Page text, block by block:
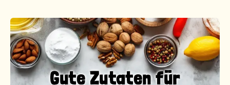
Gute Zutaten für